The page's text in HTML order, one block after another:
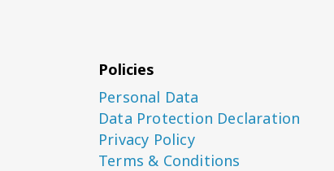
Policies
Personal Data
Data Protection Declaration
Privacy Policy
Terms & Conditions